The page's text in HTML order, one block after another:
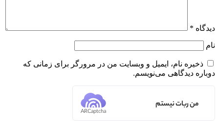
دیدگاه *
نام
ذخیره نام، ایمیل و وبسایت من در مرورگر برای زمانی که
دوباره دیدگاهی می‌نویسم.
من ربات نیستم
ARCaptcha